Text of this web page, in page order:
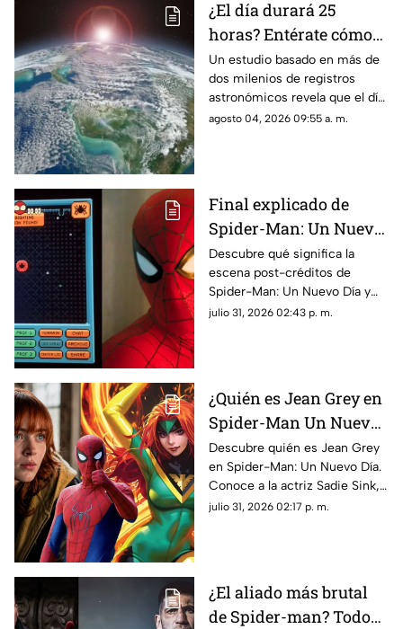
¿El día durará 25
horas? Entérate cómo
sucederá y a partir de
cuándo
Un estudio basado en más de
dos milenios de registros
astronómicos revela que el día
pasará a durar 25 horas. Aquí
agosto 04, 2026 09:55 a. m.
Final explicado de
Spider-Man: Un Nuevo
Día: ¿Por qué Peter está
en el espacio?
Descubre qué significa la
escena post-créditos de
Spider-Man: Un Nuevo Día y
las teorías de por qué Peter
julio 31, 2026 02:43 p. m.
¿Quién es Jean Grey en
Spider-Man Un Nuevo
Día? Sadie Sink y los
mutantes del UCM
Descubre quién es Jean Grey
en Spider-Man: Un Nuevo Día.
Conoce a la actriz Sadie Sink,
sus poderes y su impacto en la
julio 31, 2026 02:17 p. m.
¿El aliado más brutal
de Spider-man? Todo